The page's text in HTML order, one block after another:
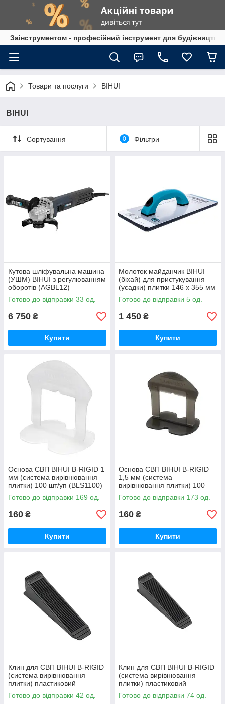
Заінструментом - професійний інструмент для
Товари та послуги BIHUI
BIHUI
Сортування 0 Фільтри
Кутова шліфувальна машина
(УШМ) BIHUI з регулюванням
оборотів (AGBL12)
Готово до відправки 33 од.
6 750 ₴
Купити
Молоток майданчик BIHUI
(біхай) для пристукування
(усадки) плитки 146 х 355 мм
Готово до відправки 5 од.
1 450 ₴
Купити
Основа СВП BIHUI B-RIGID 1
мм (система вирівнювання
плитки) 100 шт/уп (BLS1100)
Готово до відправки 169 од.
160 ₴
Купити
Основа СВП BIHUI B-RIGID
1,5 мм (система
вирівнювання плитки) 100
шт/уп (BLS2100)
Готово до відправки 173 од.
160 ₴
Купити
Клин для СВП BIHUI B-RIGID
(система вирівнювання
плитки) пластиковий
90x22x27 мм, 100 шт/уп.
(BLSE100)
Готово до відправки 42 од.
Клин для СВП BIHUI B-RIGID
(система вирівнювання
плитки) пластиковий
90x22x27 мм, 250 шт/уп.
(BLSE250)
Готово до відправки 74 од.